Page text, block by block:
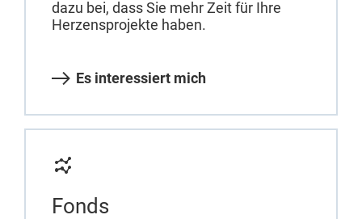
dazu bei, dass Sie mehr Zeit für Ihre
Herzensprojekte haben.
Es interessiert mich
Fonds